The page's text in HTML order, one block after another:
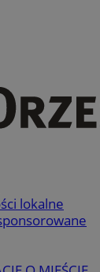
lokalne